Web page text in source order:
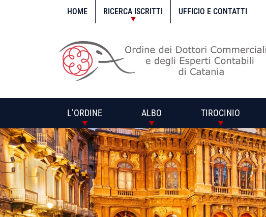
HOME RICERCA ISCRITTI UFFICIO E CONTATTI
L’ORDINE ALBO TIROCINIO